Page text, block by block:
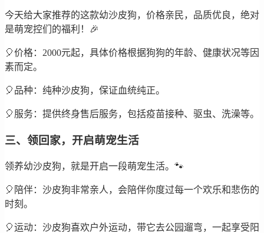
今天给大家推荐的这款幼沙皮狗，价格亲民，品质优良，绝对
是萌宠控们的福利！🎉
🎈价格：2000元起，具体价格根据狗狗的年龄、健康状况等因
素而定。
🎈品种：纯种沙皮狗，保证血统纯正。
🎈服务：提供终身售后服务，包括疫苗接种、驱虫、洗澡等。
三、领回家，开启萌宠生活
领养幼沙皮狗，就是开启一段萌宠生活。🐾
🎈陪伴：沙皮狗非常亲人，会陪伴你度过每一个欢乐和悲伤的
时刻。
🎈运动：沙皮狗喜欢户外运动，带它去公园遛弯，一起享受阳